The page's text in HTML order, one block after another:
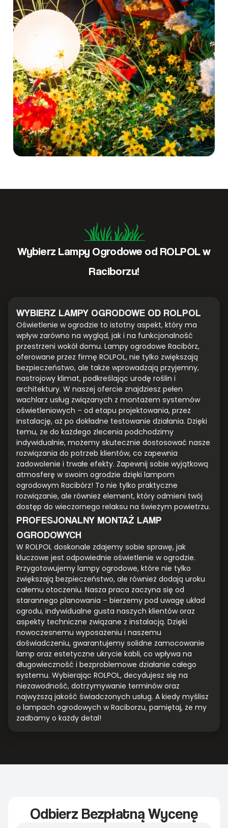
Wybierz Lampy Ogrodowe od ROLPOL w
Raciborzu!
WYBIERZ LAMPY OGRODOWE OD ROLPOL
Oświetlenie w ogrodzie to istotny aspekt, który ma
wpływ zarówno na wygląd, jak i na funkcjonalność
przestrzeni wokół domu. Lampy ogrodowe Racibórz,
oferowane przez firmę ROLPOL, nie tylko zwiększają
bezpieczeństwo, ale także wprowadzają przyjemny,
nastrojowy klimat, podkreślając urodę roślin i
architektury. W naszej ofercie znajdziesz pełen
wachlarz usług związanych z montażem systemów
oświetleniowych – od etapu projektowania, przez
instalację, aż po dokładne testowanie działania. Dzięki
temu, że do każdego zlecenia podchodzimy
indywidualnie, możemy skutecznie dostosować nasze
rozwiązania do potrzeb klientów, co zapewnia
zadowolenie i trwałe efekty. Zapewnij sobie wyjątkową
atmosferę w swoim ogrodzie dzięki lampom
ogrodowym Racibórz! To nie tylko praktyczne
rozwiązanie, ale również element, który odmieni twój
dostęp do wieczornego relaksu na świeżym powietrzu.
PROFESJONALNY MONTAŻ LAMP
OGRODOWYCH
W ROLPOL doskonale zdajemy sobie sprawę, jak
kluczowe jest odpowiednie oświetlenie w ogrodzie.
Przygotowujemy lampy ogrodowe, które nie tylko
zwiększają bezpieczeństwo, ale również dodają uroku
całemu otoczeniu. Nasza praca zaczyna się od
starannego planowania – bierzemy pod uwagę układ
ogrodu, indywidualne gusta naszych klientów oraz
aspekty techniczne związane z instalacją. Dzięki
nowoczesnemu wyposażeniu i naszemu
doświadczeniu, gwarantujemy solidne zamocowanie
lamp oraz estetyczne ukrycie kabli, co wpływa na
długowieczność i bezproblemowe działanie całego
systemu. Wybierając ROLPOL, decydujesz się na
niezawodność, dotrzymywanie terminów oraz
najwyższą jakość świadczonych usług. A kiedy myślisz
o lampach ogrodowych w Raciborzu, pamiętaj, że my
zadbamy o każdy detal!
Odbierz Bezpłatną Wycenę